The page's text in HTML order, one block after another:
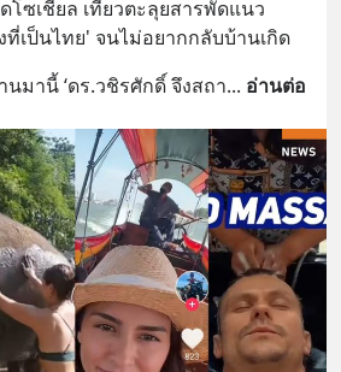
โซเชียล เที่ยวตะลุยสารพัดแนว
เป็นไทย' จนไม่อยากกลับบ้านเกิด
นมานี้ ‘ดร.วชิรศักดิ์ จึงสถา... อ่านต่อ